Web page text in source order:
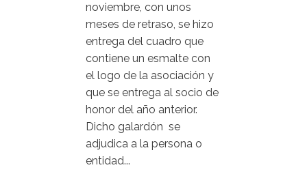
noviembre, con unos
meses de retraso, se hizo
entrega del cuadro que
contiene un esmalte con
el logo de la asociación y
que se entrega al socio de
honor del año anterior.
Dicho galardón se
adjudica a la persona o
entidad...